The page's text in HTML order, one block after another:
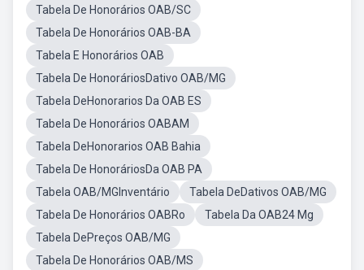
Tabela De Honorários OAB/SC
Tabela De Honorários OAB-BA
Tabela E Honorários OAB
Tabela De HonoráriosDativo OAB/MG
Tabela DeHonorarios Da OAB ES
Tabela De Honorários OABAM
Tabela DeHonorarios OAB Bahia
Tabela De HonoráriosDa OAB PA
Tabela OAB/MGInventário
Tabela DeDativos OAB/MG
Tabela De Honorários OABRo
Tabela Da OAB24 Mg
Tabela DePreços OAB/MG
Tabela De Honorários OAB/MS